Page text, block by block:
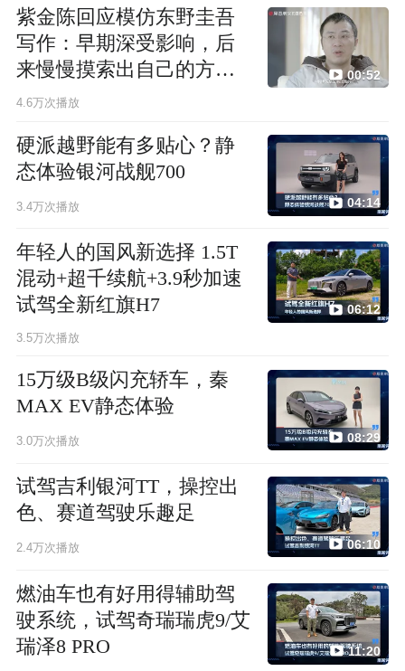
紫金陈回应模仿东野圭吾
写作：早期深受影响，后
来慢慢摸索出自己的方法
论
4.6万次播放
00:52
硬派越野能有多贴心？静
态体验银河战舰700
3.4万次播放 04:14
年轻人的国风新选择 1.5T
混动+超千续航+3.9秒加速
试驾全新红旗H7
3.5万次播放
06:12
15万级B级闪充轿车，秦
MAX EV静态体验
3.0万次播放 08:29
试驾吉利银河TT，操控出
色、赛道驾驶乐趣足
2.4万次播放 06:10
燃油车也有好用得辅助驾
驶系统，试驾奇瑞瑞虎9/艾
瑞泽8 PRO
11:20